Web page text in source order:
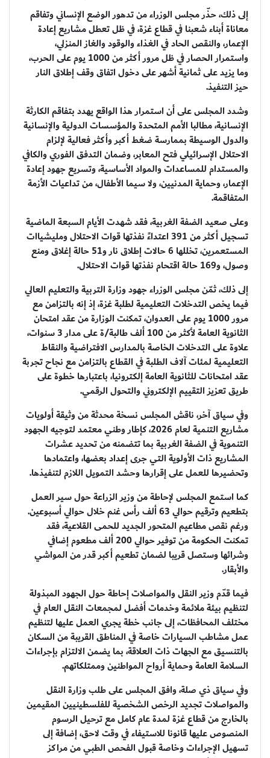
إلى ذلك، حذّر مجلس الوزراء من تدهور الوضع الإنساني وتفاقم
معاناة أبناء شعبنا في قطاع غزة، في ظل تعطل مشاريع إعادة
الإعمار، والنقص الحاد في الغذاء والوقود والغاز المنزلي،
واستمرار الحصار في ظل مرور أكثر من 1000 يوم على الحرب،
وما يزيد على ثمانية أشهر على دخول اتفاق وقف إطلاق النار
حيز التنفيذ.
وشدد المجلس على أن استمرار هذا الواقع يهدد بتفاقم الكارثة
الإنسانية، مطالبا الأمم المتحدة والمؤسسات الدولية والإنسانية
والدول الوسيطة بممارسة ضغط أكبر وأكثر فعالية لإلزام
الاحتلال الإسرائيلي فتح المعابر، وضمان التدفق الفوري والكافي
والمستدام للمساعدات والمواد الأساسية، وتسريع جهود إعادة
الإعمار، وحماية المدنيين، ولا سيما الأطفال، من تداعيات الأزمة
المتفاقمة.
وعلى صعيد الضفة الغربية، فقد شهدت الأيام السبعة الماضية
تسجيل أكثر من 391 اعتداءً نفذتها قوات الاحتلال ومليشياات
المستعمرين، تخللها 6 حالات إطلاق نار و51 حالة إغلاق ومنع
وصول، و169 حالة اقتحام نفذتها قوات الاحتلال.
إلى ذلك، ثمّن مجلس الوزراء جهود وزارة التربية والتعليم العالي
فيما يخص التدخلات التعليمية لطلبة غزة، إذ إنه بالتزامن مع
مرور 1000 يوم على العدوان، تمكنت الوزارة من عقد امتحان
الثانوية العامة لأكثر من 100 ألف طالبة/ة على مدار 3 سنوات،
علاوة على التدخلات الخاصة بالمدارس الافتراضية والنقاط
التعليمية لمئات آلاف الطلبة في القطاع بالتزامن مع نجاح تجربة
عقد امتحانات للثانوية العامة إلكترونيا، باعتبارها خطوة على
طريق تعزيز التقييم الإلكتروني والتحول الرقمي.
وفي سياق آخر، ناقش المجلس نسخة محدثة من وثيقة أولويات
مشاريع التنمية لعام 2026، كإطار وطني معتمد لتوجيه الجهود
التنموية في الضفة الغربية بما تتضمنه من تحديد عشرات
المشاريع ذات الأولوية التي جرى إعداد بعضها، واعتمادها
وتحضيرها للعمل على إقرارها وحشد التمويل اللازم لتنفيذها.
كما استمع المجلس لإحاطة من وزير الزراعة حول سير العمل
بتطعيم وترقيم حوالي 63 ألف رأس غنم خلال حوالي أسبوعين.
ورغم نقص مطاعيم المتحور الجديد للحمى القلاعية، فقد
تمكنت الحكومة من توفير حوالي 200 ألف مطعوم إضافي
وشرائها وستصل قريبا لضمان تطعيم أكبر قدر من المواشي
والأبقار.
فيما قدّم وزير النقل والمواصلات إحاطة حول الجهود المبذولة
لتنظيم بيئة ملائمة وخدمات أفضل لمجمعات النقل العام في
مختلف المحافظات، إلى جانب خطة يجري العمل عليها لتنظيم
عمل مشاطب السيارات خاصة في المناطق القريبة من السكان
بالتنسيق مع الجهات ذات العلاقة، بما يضمن الالتزام بإجراءات
السلامة العامة وحماية أرواح المواطنين وممتلكاتهم.
وفي سياق ذي صلة، وافق المجلس على طلب وزارة النقل
والمواصلات تجديد الرخص الشخصية للفلسطينيين المقيمين
بالخارج من قطاع غزة لمدة عام كامل مع ترحيل الرسوم
المنصوص عليها قانونا للاستيفاء في وقت لاحق، إضافة إلى
تسهيل الإجراءات وخاصة قبول الفحص الطبي من مراكز